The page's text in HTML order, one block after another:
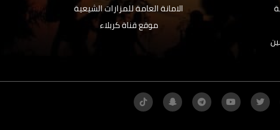
الامانة العامة للمزارات الشيعية
موقع قناة كربلاء